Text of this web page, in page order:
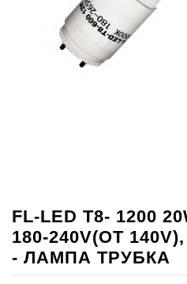
FL-LED T8- 1200
180-240V(ОТ
- ЛАМПА ТРУБКА